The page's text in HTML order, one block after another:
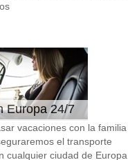
Europa 24/7
vacaciones con la familia
el transporte
cualquier ciudad de Europa